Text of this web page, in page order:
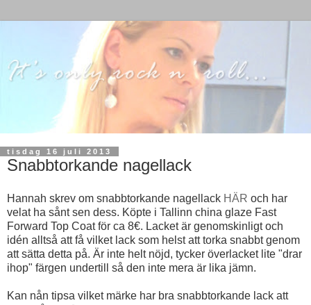
tisdag 16 juli 2013
Snabbtorkande nagellack
Hannah skrev om snabbtorkande nagellack HÄR och har
velat ha sånt sen dess. Köpte i Tallinn china glaze Fast
Forward Top Coat för ca 8€. Lacket är genomskinligt och
idén alltså att få vilket lack som helst att torka snabbt genom
att sätta detta på. Är inte helt nöjd, tycker överlacket lite "drar
ihop" färgen undertill så den inte mera är lika jämn.
Kan nån tipsa vilket märke har bra snabbtorkande lack att